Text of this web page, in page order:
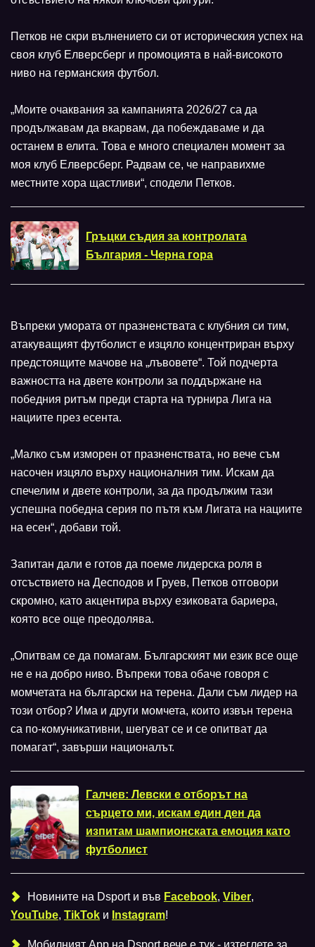
Петков не скри вълнението си от историческия успех на
своя клуб Елверсберг и промоцията в най-високото
ниво на германския футбол.
„Моите очаквания за кампанията 2026/27 са да
продължавам да вкарвам, да побеждаваме и да
останем в елита. Това е много специален момент за
моя клуб Елверсберг. Радвам се, че направихме
местните хора щастливи“, сподели Петков.
Гръцки съдия за контролата
България - Черна гора
Въпреки умората от празненствата с клубния си тим,
атакуващият футболист е изцяло концентриран върху
предстоящите мачове на „лъвовете“. Той подчерта
важността на двете контроли за поддържане на
победния ритъм преди старта на турнира Лига на
нациите през есента.
„Малко съм изморен от празненствата, но вече съм
насочен изцяло върху националния тим. Искам да
спечелим и двете контроли, за да продължим тази
успешна победна серия по пътя към Лигата на нациите
на есен“, добави той.
Запитан дали е готов да поеме лидерска роля в
отсъствието на Десподов и Груев, Петков отговори
скромно, като акцентира върху езиковата бариера,
която все още преодолява.
„Опитвам се да помагам. Българският ми език все още
не е на добро ниво. Въпреки това обаче говоря с
момчетата на български на терена. Дали съм лидер на
този отбор? Има и други момчета, които извън терена
са по-комуникативни, шегуват се и се опитват да
помагат“, завърши националът.
Галчев: Левски е отборът на
сърцето ми, искам един ден да
изпитам шампионската емоция като
футболист
Новините на Dsport и във Facebook, Viber,
YouTube, TikTok и Instagram!
Мобилният Аpp на Dsport вече е тук - изтеглете за